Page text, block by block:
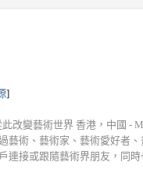
]
改變藝術世界 香港，中國 -
藝術、藝術家、藝術愛好者
連接或跟隨藝術界朋友，同